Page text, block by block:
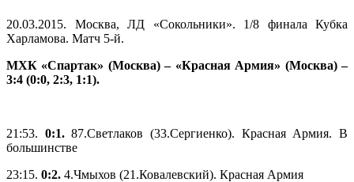
20.03.2015. Москва, ЛД «Сокольники». 1/8 финала Кубка
Харламова. Матч 5-й.
МХК «Спартак» (Москва) – «Красная Армия» (Москва) –
3:4 (0:0, 2:3, 1:1).
21:53. 0:1.87.Светлаков (33.Сергиенко). Красная Армия. В
большинстве
23:15. 0:2. 4.Чмыхов (21.Ковалевский). Красная Армия